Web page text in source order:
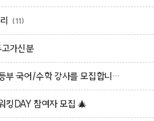
(11)
가신분
범어동 입시학원에서 중고등부 국어/수학 강사를 모집합니다
킹DAY 참여자 모집 🎄